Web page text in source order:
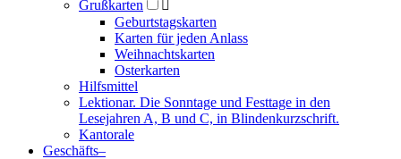
Grußkarten

Geburtstagskarten
Karten für jeden Anlass
Weihnachtskarten
Osterkarten
Hilfsmittel
Lektionar. Die Sonntage und Festtage in den
Lesejahren A, B und C, in Blindenkurzschrift.
Kantorale
Geschäfts­–